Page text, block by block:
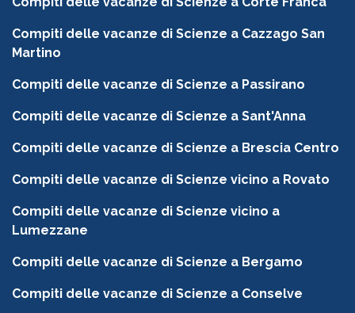
Compiti delle vacanze di Scienze a Cazzago San
Martino
Compiti delle vacanze di Scienze a Passirano
Compiti delle vacanze di Scienze a Sant'Anna
Compiti delle vacanze di Scienze a Brescia Centro
Compiti delle vacanze di Scienze vicino a Rovato
Compiti delle vacanze di Scienze vicino a
Lumezzane
Compiti delle vacanze di Scienze a Bergamo
Compiti delle vacanze di Scienze a Conselve